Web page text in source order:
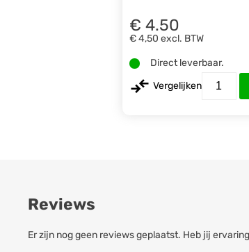
€ 4.50
€ 4,50 excl. BTW
Direct leverbaar.
Vergelijken
Reviews
Er zijn nog geen reviews geplaatst. Heb jij